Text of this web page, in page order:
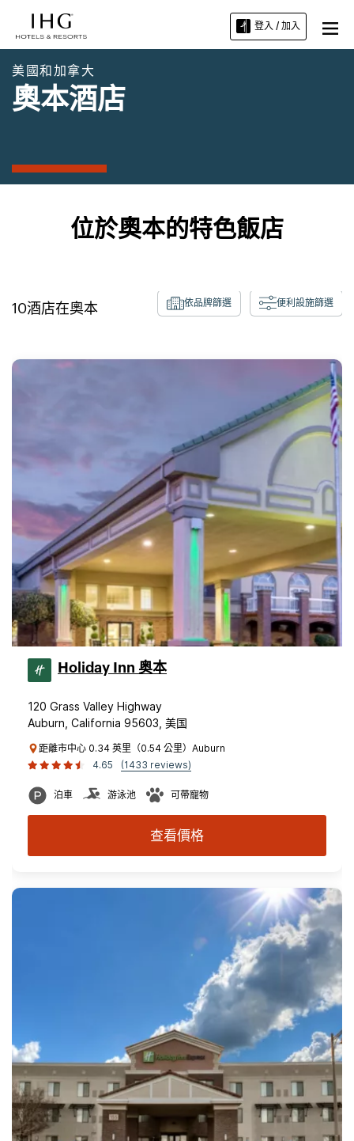
登入 / 加入
美國和加拿大
奧本酒店
位於奧本的特色飯店
10酒店在奧本 依品牌篩選 便利設施篩選
Holiday Inn 奥本
120 Grass Valley Highway
Auburn, California 95603, 美国
距離市中心 0.34 英里（0.54 公里）Auburn
4.65
(1433 reviews)
泊車 游泳池 可帶寵物
查看價格